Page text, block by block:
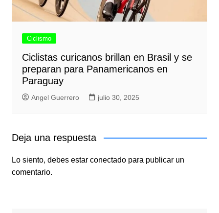
Ciclismo
Ciclistas curicanos brillan en Brasil y se
preparan para Panamericanos en
Paraguay
Angel Guerrero julio 30, 2025
Deja una respuesta
Lo siento, debes estar conectadopara publicar un
comentario.